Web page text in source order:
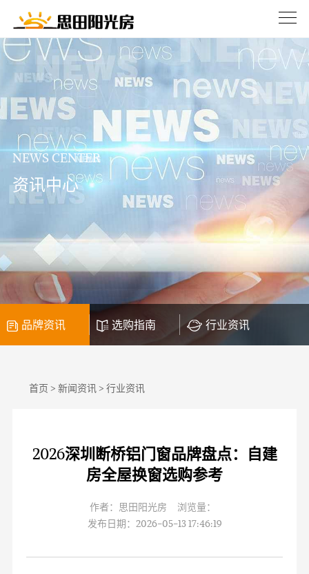
NEWS CENTER
资讯中心
品牌资讯 选购指南 行业资讯
首页 > 新闻资讯> 行业资讯
2026深圳断桥铝门窗品牌盘点：自建
房全屋换窗选购参考
作者：思田阳光房 浏览量：
发布日期：2026-05-13 17:46:19